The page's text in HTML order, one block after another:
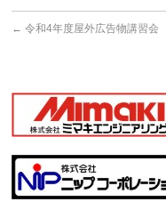
← 令和4年度屋外広告物講習会